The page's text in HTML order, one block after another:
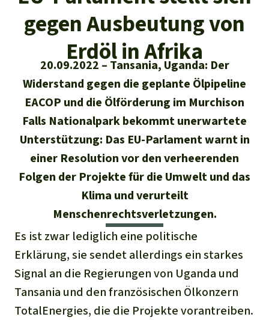
Alle News
Kids
Newsletter­anmeldung
Unsere Themen
Der Regenwald
Klima
Biodiversität
Schutzgebiete
Palmöl
Biokraftstoff
Tropenholz
Aluminium
Gold
Regenwald Report
Aktuelle Ausgabe
01/2026
04/2025
03/2025
02/2025
01/2025
Ältere Ausgaben
Shop
Überuns
Über uns
Der Verein
40 Jahre Vereins­geschichte
Häufige Fragen
Jahresberichte
Stiftung
Kontakt
Transparenz
Medien
Presse
Presse-Echo
Banner einbinden
Freianzeigen
Suche
Deutsch
English
Español
Français
Italiano
Português
Fragen & Antworten
SpendenkontoRettet den
Regenwald e. V.
DE11
4306 0967 2025
GENODEM1GLS
GLS Bank
Spenden für ein Thema
Tierschutz
Waldschutz
Schutz von Indigenen
Spenden für eine Region
Südostasien
Afrika
gegen Ausbeutung von
Erdöl in Afrika
20.09.2022
Tansania, Uganda: Der
Widerstand gegen die geplante Ölpipeline
EACOP und die Ölförderung im Murchison
Falls Nationalpark bekommt unerwartete
Unterstützung: Das EU-Parlament warnt in
einer Resolution vor den verheerenden
Folgen der Projekte für die Umwelt und das
Klima und verurteilt
Menschenrechtsverletzungen.
Es ist zwar lediglich eine politische
Erklärung, sie sendet allerdings ein starkes
Signal an die Regierungen von Uganda und
Tansania und den französischen Ölkonzern
TotalEnergies, die die Projekte vorantreiben.